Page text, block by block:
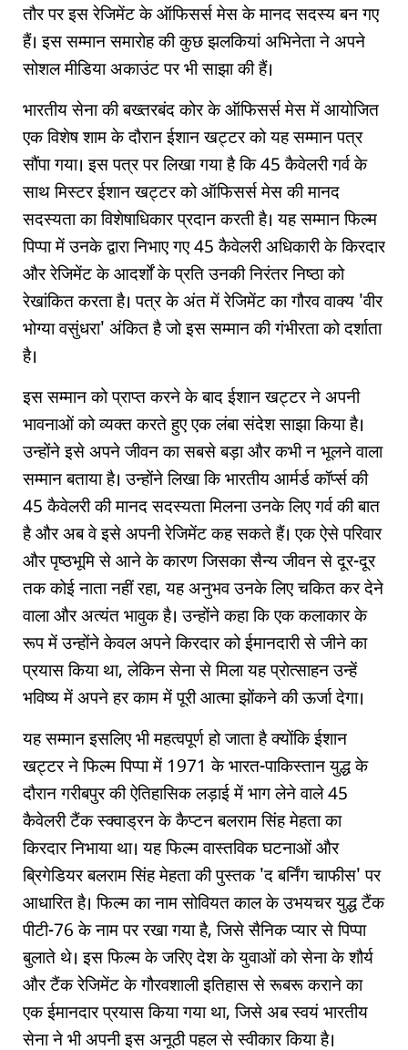
तौर पर इस रेजिमेंट के ऑफिसर्स मेस के मानद सदस्य बन गए
हैं। इस सम्मान समारोह की कुछ झलकियां अभिनेता ने अपने
सोशल मीडिया अकाउंट पर भी साझा की हैं।
भारतीय सेना की बख्तरबंद कोर के ऑफिसर्स मेस में आयोजित
एक विशेष शाम के दौरान ईशान खट्टर को यह सम्मान पत्र
सौंपा गया। इस पत्र पर लिखा गया है कि 45 कैवेलरी गर्व के
साथ मिस्टर ईशान खट्टर को ऑफिसर्स मेस की मानद
सदस्यता का विशेषाधिकार प्रदान करती है। यह सम्मान फिल्म
पिप्पा में उनके द्वारा निभाए गए 45 कैवेलरी अधिकारी के किरदार
और रेजिमेंट के आदर्शों के प्रति उनकी निरंतर निष्ठा को
रेखांकित करता है। पत्र के अंत में रेजिमेंट का गौरव वाक्य 'वीर
भोग्या वसुंधरा' अंकित है जो इस सम्मान की गंभीरता को दर्शाता
है।
इस सम्मान को प्राप्त करने के बाद ईशान खट्टर ने अपनी
भावनाओं को व्यक्त करते हुए एक लंबा संदेश साझा किया है।
उन्होंने इसे अपने जीवन का सबसे बड़ा और कभी न भूलने वाला
सम्मान बताया है। उन्होंने लिखा कि भारतीय आर्मर्ड कॉर्प्स की
45 कैवेलरी की मानद सदस्यता मिलना उनके लिए गर्व की बात
है और अब वे इसे अपनी रेजिमेंट कह सकते हैं। एक ऐसे परिवार
और पृष्ठभूमि से आने के कारण जिसका सैन्य जीवन से दूर-दूर
तक कोई नाता नहीं रहा, यह अनुभव उनके लिए चकित कर देने
वाला और अत्यंत भावुक है। उन्होंने कहा कि एक कलाकार के
रूप में उन्होंने केवल अपने किरदार को ईमानदारी से जीने का
प्रयास किया था, लेकिन सेना से मिला यह प्रोत्साहन उन्हें
भविष्य में अपने हर काम में पूरी आत्मा झोंकने की ऊर्जा देगा।
यह सम्मान इसलिए भी महत्वपूर्ण हो जाता है क्योंकि ईशान
खट्टर ने फिल्म पिप्पा में 1971 के भारत-पाकिस्तान युद्ध के
दौरान गरीबपुर की ऐतिहासिक लड़ाई में भाग लेने वाले 45
कैवेलरी टैंक स्क्वाड्रन के कैप्टन बलराम सिंह मेहता का
किरदार निभाया था। यह फिल्म वास्तविक घटनाओं और
ब्रिगेडियर बलराम सिंह मेहता की पुस्तक 'द बर्निंग चाफीस' पर
आधारित है। फिल्म का नाम सोवियत काल के उभयचर युद्ध टैंक
पीटी-76 के नाम पर रखा गया है, जिसे सैनिक प्यार से पिप्पा
बुलाते थे। इस फिल्म के जरिए देश के युवाओं को सेना के शौर्य
और टैंक रेजिमेंट के गौरवशाली इतिहास से रूबरू कराने का
एक ईमानदार प्रयास किया गया था, जिसे अब स्वयं भारतीय
सेना ने भी अपनी इस अनूठी पहल से स्वीकार किया है।